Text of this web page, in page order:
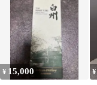
¥ 15,000 ¥